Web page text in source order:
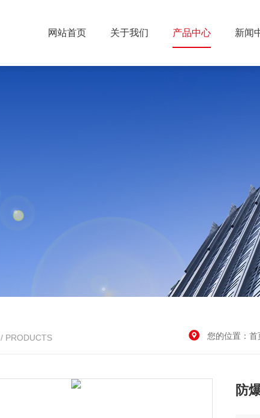
网站首页 关于我们 产品中心 新闻
/ PRODUCTS 您的位置： 首
防